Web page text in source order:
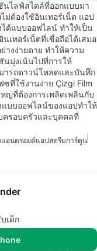
นไลฟ์สไตล์ที่ออกแบบมา
ต้องใช้อินเทอร์เน็ต แอป
ด้แบบออฟไลน์ ทำให้เป็น
เทอร์เน็ตที่เชื่อถือได้เสมอ
างง่ายดาย ทำให้ความ
นมุ่งเน้นไปที่การให้
ารถดาวน์โหลดและบันทึก
ที่ใช้งานง่าย Çizgi Film
ญ่ที่ต้องการเพลิดเพลินกับ
แบบออฟไลน์ของแอปทำให้
ครอบครัวและบุคคลที่
อนดรอยด์แอปสตรีมการ์ตูน
เด็ก